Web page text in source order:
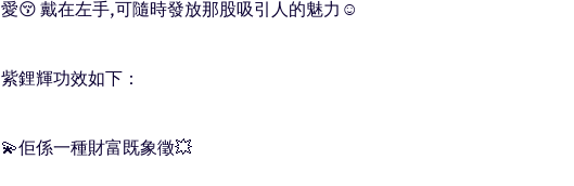
愛😚 戴在左手,可隨時發放那股吸引人的魅力☺️
紫鋰輝功效如下：
💫佢係一種財富既象徵💥